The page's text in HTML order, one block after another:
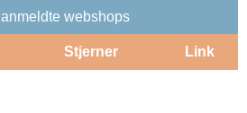
webshops
Stjerner Link